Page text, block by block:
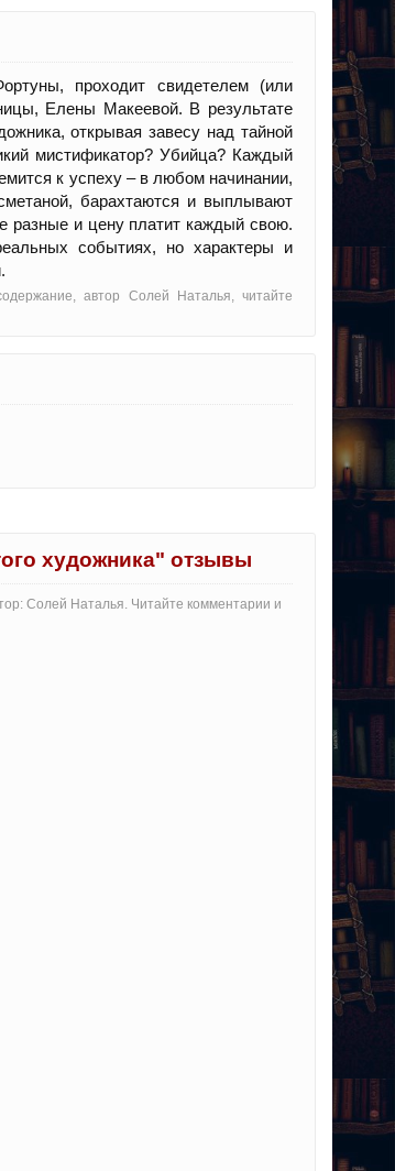
проходит свидетелем (или
Елены Макеевой. В результате
открывая завесу над тайной
мистификатор? Убийца? Каждый
к успеху – в любом начинании,
барахтаются и выплывают
разные и цену платит каждый свою.
событиях, но характеры и
автор Солей Наталья, читайте
художника" отзывы
Солей Наталья. Читайте комментарии и